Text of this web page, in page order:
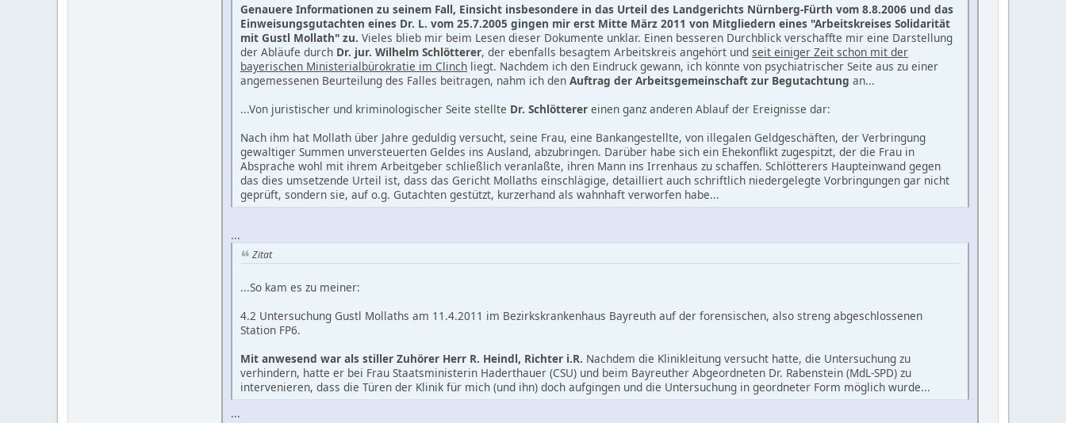
Genauere Informationen zu seinem Fall, Einsicht insbesondere in das Urteil des Landgerichts Nürnberg-Fürth vom 8.8.2006 und das
Einweisungsgutachten eines Dr. L. vom 25.7.2005 gingen mir erst Mitte März 2011 von Mitgliedern eines "Arbeitskreises Solidarität
mit Gustl Mollath" zu. Vieles blieb mir beim Lesen dieser Dokumente unklar. Einen besseren Durchblick verschaffte mir eine Darstellung
der Abläufe durch Dr. jur. Wilhelm Schlötterer, der ebenfalls besagtem Arbeitskreis angehört und seit einiger Zeit schon mit der
bayerischen Ministerialbürokratie im Clinch liegt. Nachdem ich den Eindruck gewann, ich könnte von psychiatrischer Seite aus zu einer
angemessenen Beurteilung des Falles beitragen, nahm ich den Auftrag der Arbeitsgemeinschaft zur Begutachtung an...
...Von juristischer und kriminologischer Seite stellte Dr. Schlötterer einen ganz anderen Ablauf der Ereignisse dar:
Nach ihm hat Mollath über Jahre geduldig versucht, seine Frau, eine Bankangestellte, von illegalen Geldgeschäften, der Verbringung
gewaltiger Summen unversteuerten Geldes ins Ausland, abzubringen. Darüber habe sich ein Ehekonflikt zugespitzt, der die Frau in
Absprache wohl mit ihrem Arbeitgeber schließlich veranlaßte, ihren Mann ins Irrenhaus zu schaffen. Schlötterers Haupteinwand gegen
das dies umsetzende Urteil ist, dass das Gericht Mollaths einschlägige, detailliert auch schriftlich niedergelegte Vorbringungen gar nicht
geprüft, sondern sie, auf o.g. Gutachten gestützt, kurzerhand als wahnhaft verworfen habe...
...
Zitat
...So kam es zu meiner:
4.2 Untersuchung Gustl Mollaths am 11.4.2011 im Bezirkskrankenhaus Bayreuth auf der forensischen, also streng abgeschlossenen
Station FP6.
Mit anwesend war als stiller Zuhörer Herr R. Heindl, Richter i.R. Nachdem die Klinikleitung versucht hatte, die Untersuchung zu
verhindern, hatte er bei Frau Staatsministerin Haderthauer (CSU) und beim Bayreuther Abgeordneten Dr. Rabenstein (MdL-SPD) zu
intervenieren, dass die Türen der Klinik für mich (und ihn) doch aufgingen und die Untersuchung in geordneter Form möglich wurde...
...